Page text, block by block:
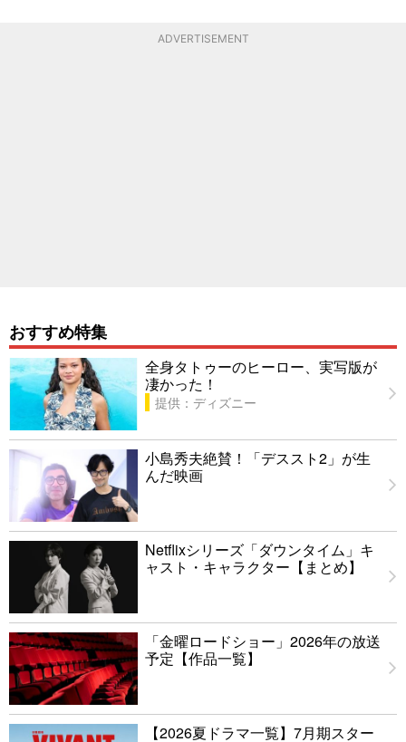
ADVERTISEMENT
おすすめ特集
全身タトゥーのヒーロー、実写版が
凄かった！
提供：ディズニー
小島秀夫絶賛！「デススト2」が生
んだ映画
Netflixシリーズ「ダウンタイム」キ
ャスト・キャラクター【まとめ】
「金曜ロードショー」2026年の放送
予定【作品一覧】
【2026夏ドラマ一覧】7月期スター